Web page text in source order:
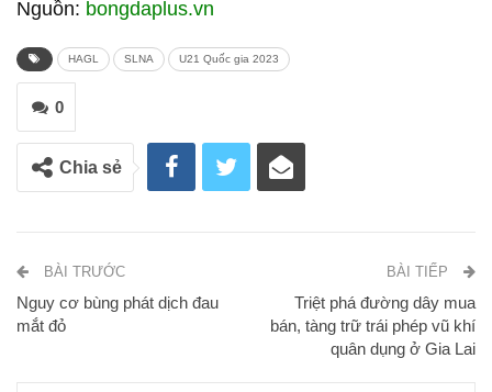
Nguồn: bongdaplus.vn
HAGL SLNA U21 Quốc gia 2023
0
Chia sẻ
BÀI TRƯỚC
Nguy cơ bùng phát dịch đau
mắt đỏ
BÀI TIẾP
Triệt phá đường dây mua
bán, tàng trữ trái phép vũ khí
quân dụng ở Gia Lai